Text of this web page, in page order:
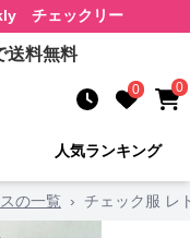
チェックリー
送料無料
0 0
人気ランキング
の一覧 › チェック服 レ